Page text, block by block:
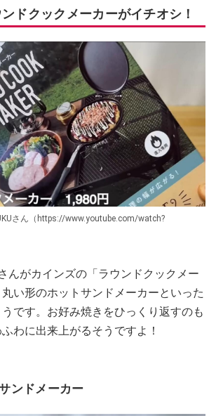
ドクックメーカーがイチオシ！
さん（https://www.youtube.com/watch?
んがカインズの「ラウンドクックメー
い形のホットサンドメーカーといった
です。お好み焼きをひっくり返すのも
わに出来上がるそうですよ！
ンドメーカー